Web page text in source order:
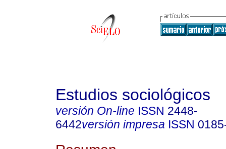
Estudios sociológicos
versión On-line ISSN 2448-
6442versión impresa ISSN